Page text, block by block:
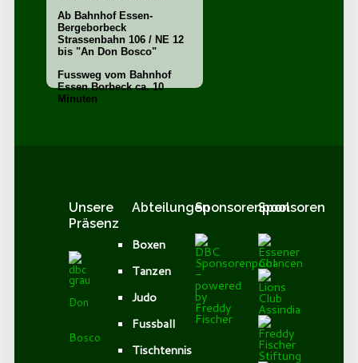
Ab Bahnhof Essen-
Bergeborbeck
Strassenbahn 106 / NE 12
bis "An Don Bosco"
Fussweg vom Bahnhof
Essen Borbeck ca. 10
Minuten
Unsere
Präsenz
Don
Bosco
Abteilungen
Boxen
Tanzen
Judo
Fussball
Tischtennis
SponsorenpoolSponsoren